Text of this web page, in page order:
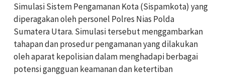
Simulasi Sistem Pengamanan Kota (Sispamkota) yang
diperagakan oleh personel Polres Nias Polda
Sumatera Utara. Simulasi tersebut menggambarkan
tahapan dan prosedur pengamanan yang dilakukan
oleh aparat kepolisian dalam menghadapi berbagai
potensi gangguan keamanan dan ketertiban